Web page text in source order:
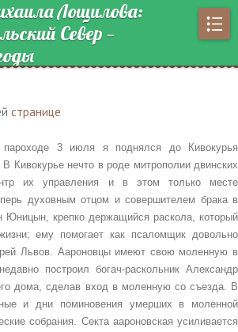
Лощилова:
Север —
странице
3 июля я поднялся до Кивокурья
Кивокурье нечто в роде митрополии двинских
их управления и в этом только месте
духовным отцом и совершителем брака в
Юницын, крепко держащийся раскола, который
ему помогает как псаломщик довольно
Львов. Аароновцы имеют свою моленную в
построил богач-раскольник Александр
дома, сделав вход в моленную со съезда. В
и дни поминовения умерших в моленной
собрания. Секта аароновская усиливается